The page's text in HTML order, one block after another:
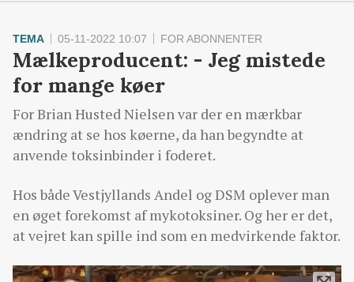
TEMA 05-11-2022 10:07 FOR ABONNENTER
Mælkeproducent: - Jeg mistede
for mange køer
For Brian Husted Nielsen var der en mærkbar
ændring at se hos køerne, da han begyndte at
anvende toksinbinder i foderet.
Hos både Vestjyllands Andel og DSM oplever man
en øget forekomst af mykotoksiner. Og her er det,
at vejret kan spille ind som en medvirkende faktor.